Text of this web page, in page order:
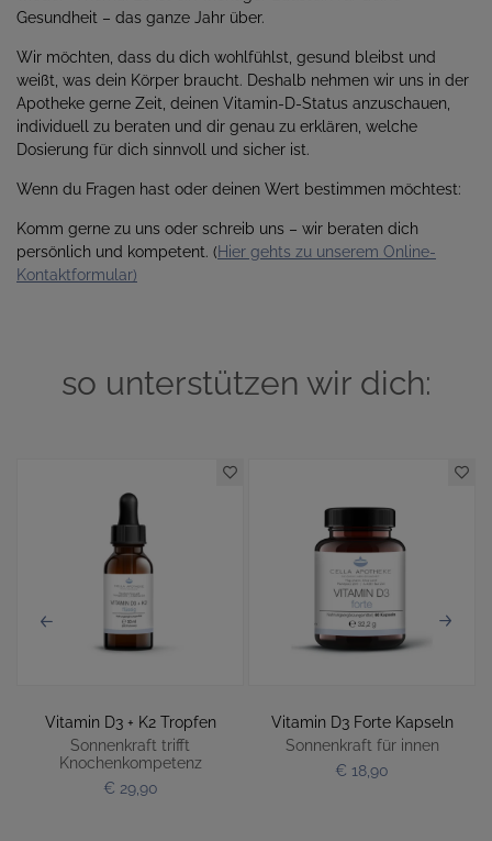
Gesundheit – das ganze Jahr über.
Wir möchten, dass du dich wohlfühlst, gesund bleibst und
weißt, was dein Körper braucht. Deshalb nehmen wir uns in der
Apotheke gerne Zeit, deinen Vitamin-D-Status anzuschauen,
individuell zu beraten und dir genau zu erklären, welche
Dosierung für dich sinnvoll und sicher ist.
Wenn du Fragen hast oder deinen Wert bestimmen möchtest:
Komm gerne zu uns oder schreib uns – wir beraten dich
persönlich und kompetent. (Hier gehts zu unserem Online-
Kontaktformular)
so unterstützen wir dich:
Vitamin D3 + K2 Tropfen
Sonnenkraft trifft
Knochenkompetenz
€ 29,90
Vitamin D3 Forte Kapseln
Sonnenkraft für innen
€ 18,90